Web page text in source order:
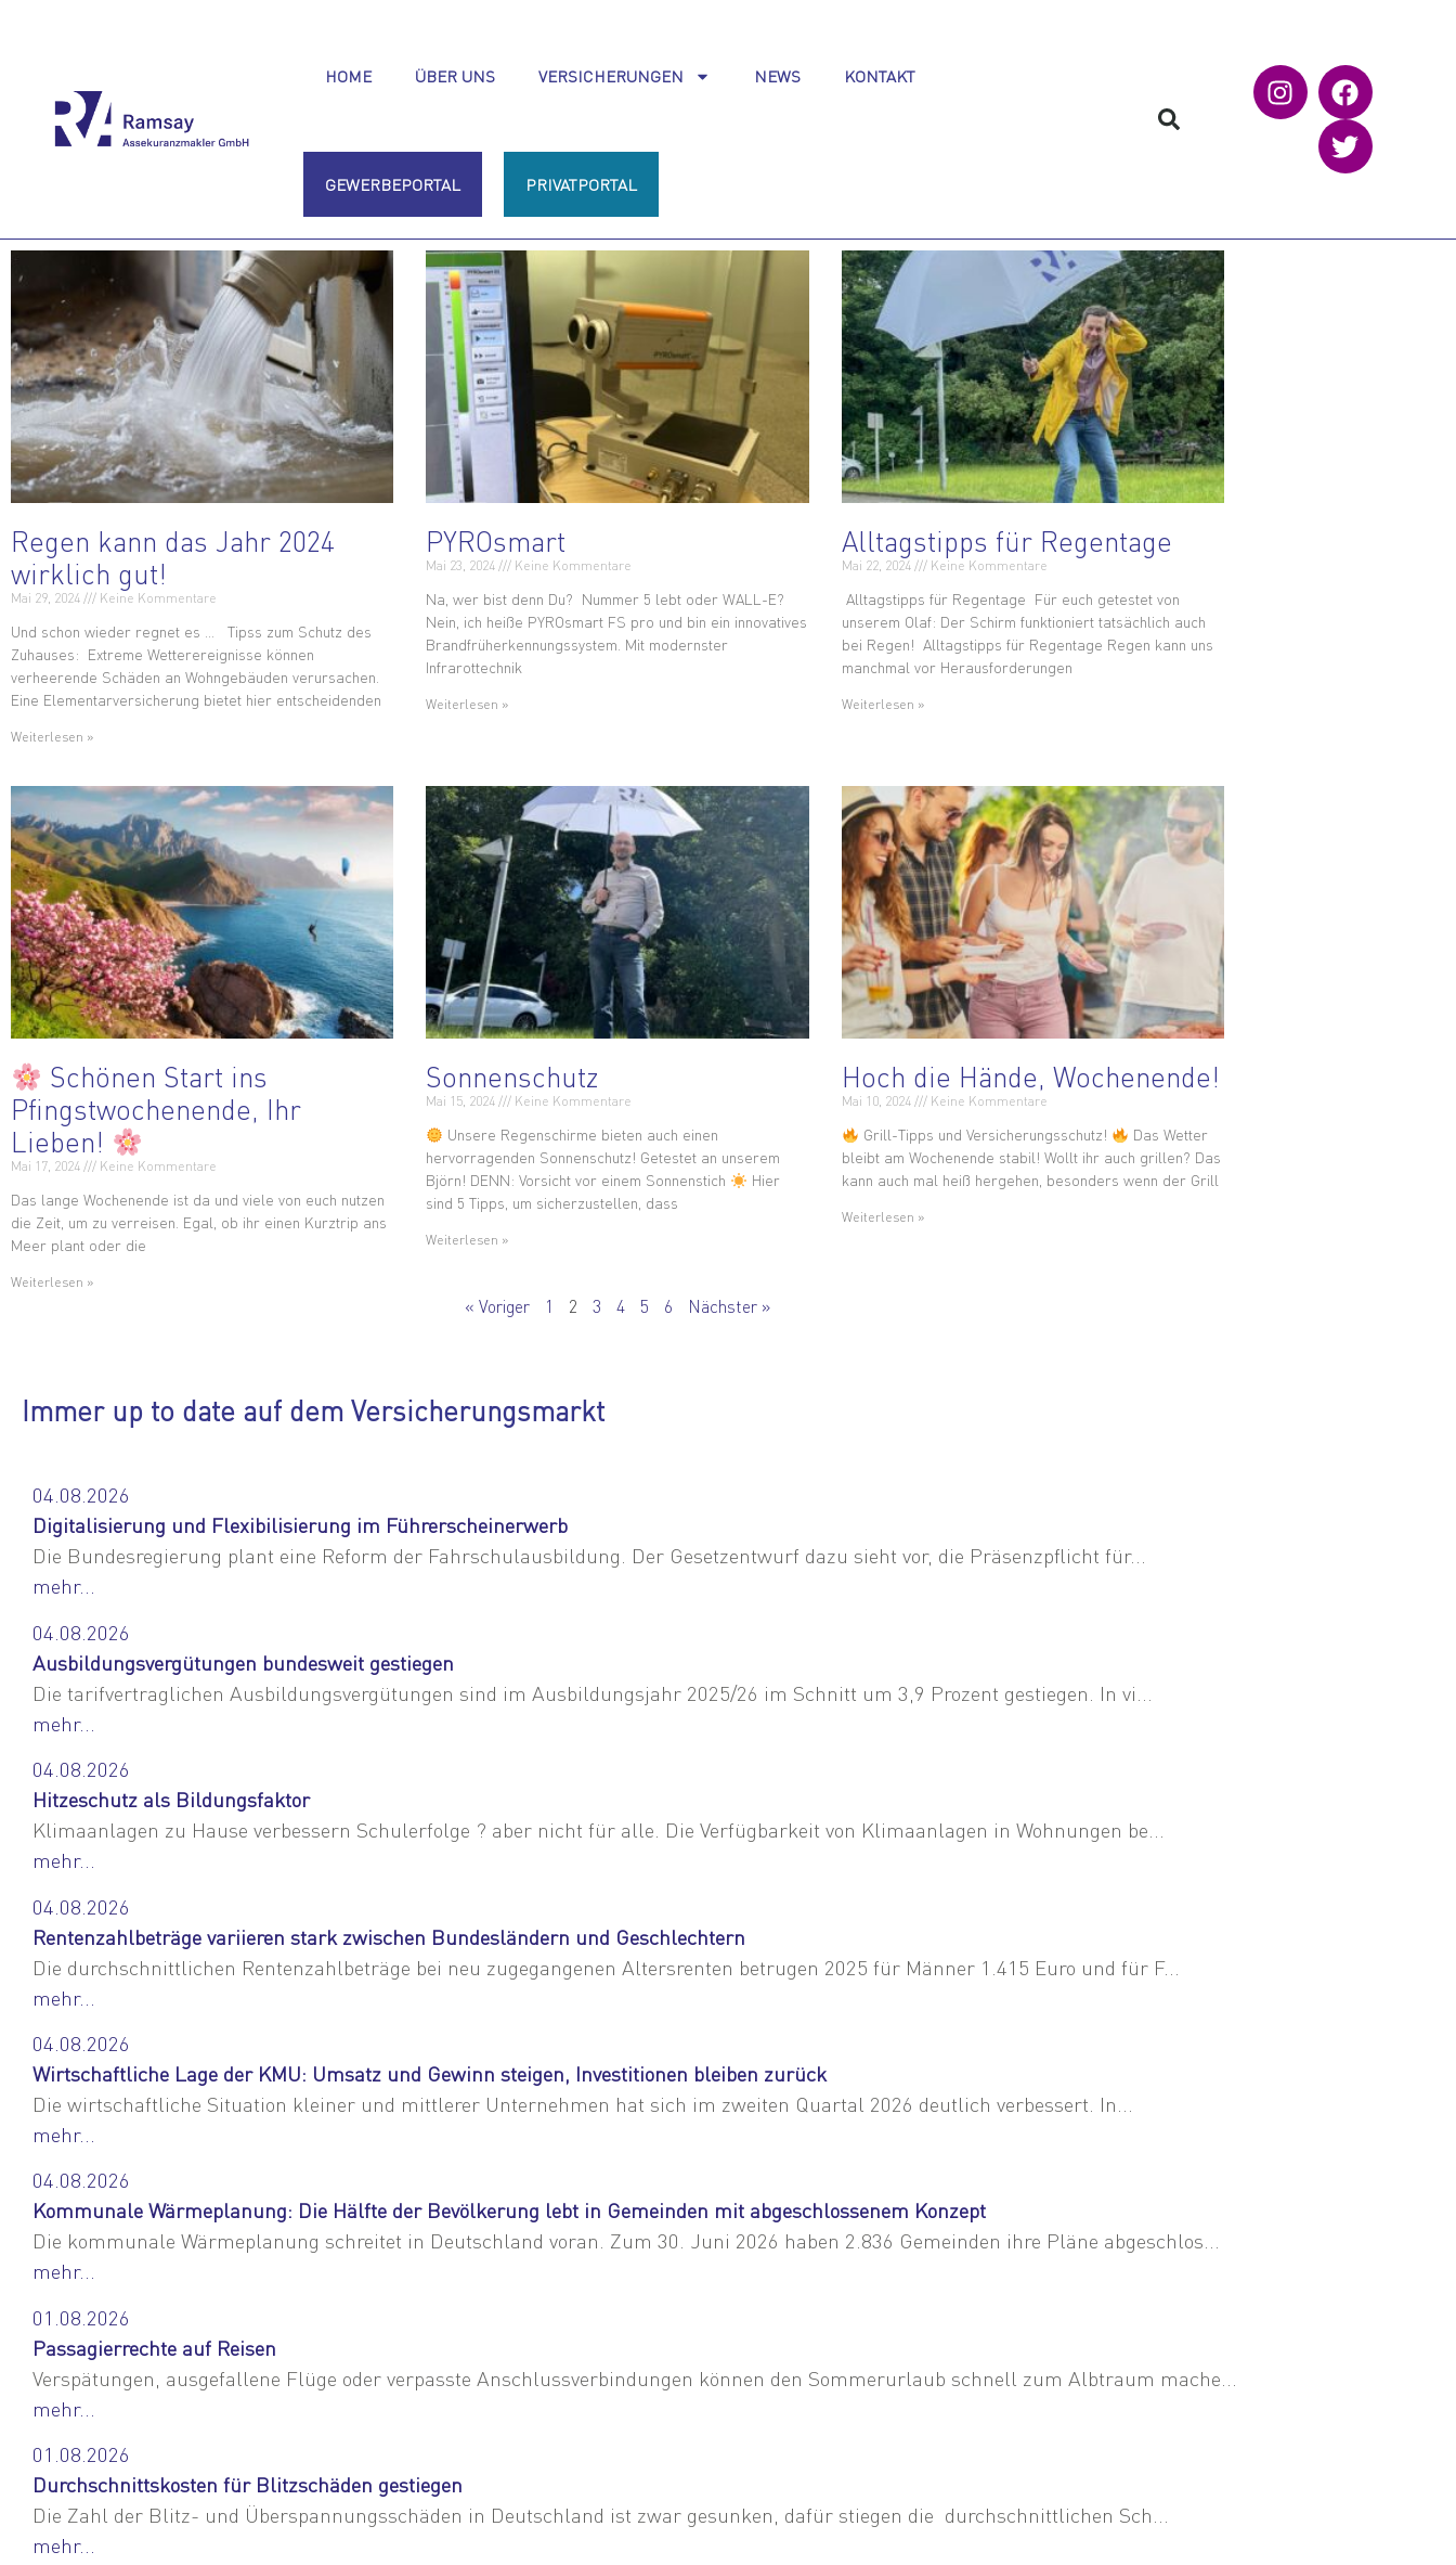
HOME ÜBER UNS VERSICHERUNGEN NEWS KONTAKT
GEWERBEPORTAL PRIVATPORTAL
Regen kann das Jahr 2024
wirklich gut!
Mai 29, 2024 Keine Kommentare
Und schon wieder regnet es … Tipss zum Schutz des
Zuhauses: Extreme Wetterereignisse können
verheerende Schäden an Wohngebäuden verursachen.
Eine Elementarversicherung bietet hier entscheidenden
Weiterlesen »
PYROsmart
Mai 23, 2024 Keine Kommentare
Na, wer bist denn Du? Nummer 5 lebt oder WALL-E?
Nein, ich heiße PYROsmart FS pro und bin ein innovatives
Brandfrüherkennungssystem. Mit modernster
Infrarottechnik
Weiterlesen »
Alltagstipps für Regentage
Mai 22, 2024 Keine Kommentare
Alltagstipps für Regentage Für euch getestet von
unserem Olaf: Der Schirm funktioniert tatsächlich auch
bei Regen! Alltagstipps für Regentage Regen kann uns
manchmal vor Herausforderungen
Weiterlesen »
Schönen Start ins
Pfingstwochenende, Ihr
Lieben!
Mai 17, 2024 Keine Kommentare
Das lange Wochenende ist da und viele von euch nutzen
die Zeit, um zu verreisen. Egal, ob ihr einen Kurztrip ans
Meer plant oder die
Weiterlesen »
Sonnenschutz
Mai 15, 2024 Keine Kommentare
Unsere Regenschirme bieten auch einen
hervorragenden Sonnenschutz! Getestet an unserem
Björn! DENN: Vorsicht vor einem Sonnenstich
Hier
sind 5 Tipps, um sicherzustellen, dass
Weiterlesen »
Hoch die Hände, Wochenende!
Mai 10, 2024 Keine Kommentare
Grill-Tipps und Versicherungsschutz!
Das Wetter
bleibt am Wochenende stabil! Wollt ihr auch grillen? Das
kann auch mal heiß hergehen, besonders wenn der Grill
Weiterlesen »
« Voriger 1 2 3 4 5 6 Nächster »
Immer up to date auf dem Versicherungsmarkt
04.08.2026
Digitalisierung und Flexibilisierung im Führerscheinerwerb
Die Bundesregierung plant eine Reform der Fahrschulausbildung. Der Gesetzentwurf dazu sieht vor, die Präsenzpflicht für...
mehr...
04.08.2026
Ausbildungsvergütungen bundesweit gestiegen
Die tarifvertraglichen Ausbildungsvergütungen sind im Ausbildungsjahr 2025/26 im Schnitt um 3,9 Prozent gestiegen. In vi...
mehr...
04.08.2026
Hitzeschutz als Bildungsfaktor
Klimaanlagen zu Hause verbessern Schulerfolge ? aber nicht für alle. Die Verfügbarkeit von Klimaanlagen in Wohnungen be...
mehr...
04.08.2026
Rentenzahlbeträge variieren stark zwischen Bundesländern und Geschlechtern
Die durchschnittlichen Rentenzahlbeträge bei neu zugegangenen Altersrenten betrugen 2025 für Männer 1.415 Euro und für F...
mehr...
04.08.2026
Wirtschaftliche Lage der KMU: Umsatz und Gewinn steigen, Investitionen bleiben zurück
Die wirtschaftliche Situation kleiner und mittlerer Unternehmen hat sich im zweiten Quartal 2026 deutlich verbessert. In...
mehr...
04.08.2026
Kommunale Wärmeplanung: Die Hälfte der Bevölkerung lebt in Gemeinden mit abgeschlossenem Konzept
Die kommunale Wärmeplanung schreitet in Deutschland voran. Zum 30. Juni 2026 haben 2.836 Gemeinden ihre Pläne abgeschlos...
mehr...
01.08.2026
Passagierrechte auf Reisen
Verspätungen, ausgefallene Flüge oder verpasste Anschlussverbindungen können den Sommerurlaub schnell zum Albtraum mache...
mehr...
01.08.2026
Durchschnittskosten für Blitzschäden gestiegen
Die Zahl der Blitz- und Überspannungsschäden in Deutschland ist zwar gesunken, dafür stiegen die durchschnittlichen Sch...
mehr...